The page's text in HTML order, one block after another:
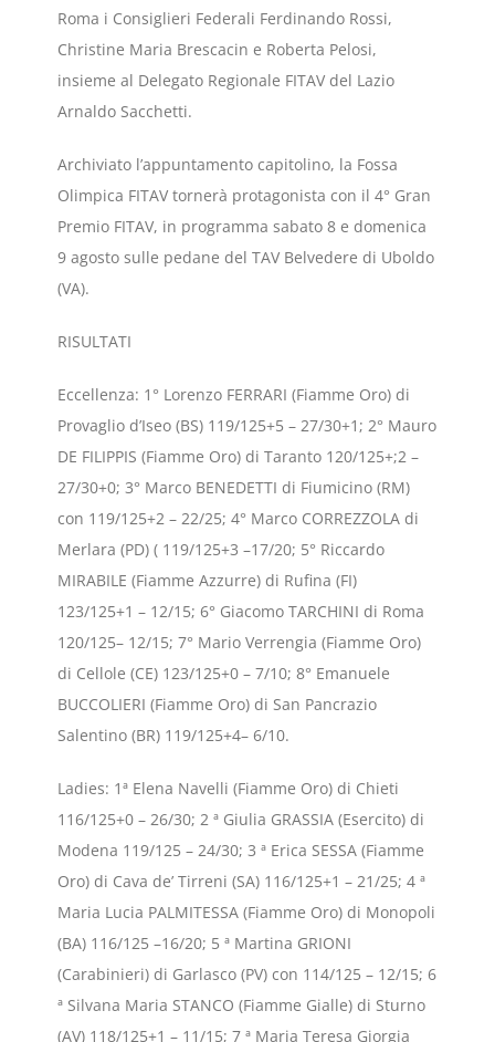
Roma i Consiglieri Federali Ferdinando Rossi,
Christine Maria Brescacin e Roberta Pelosi,
insieme al Delegato Regionale FITAV del Lazio
Arnaldo Sacchetti.
Archiviato l’appuntamento capitolino, la Fossa
Olimpica FITAV tornerà protagonista con il 4° Gran
Premio FITAV, in programma sabato 8 e domenica
9 agosto sulle pedane del TAV Belvedere di Uboldo
(VA).
RISULTATI
Eccellenza: 1° Lorenzo FERRARI (Fiamme Oro) di
Provaglio d’Iseo (BS) 119/125+5 – 27/30+1; 2° Mauro
DE FILIPPIS (Fiamme Oro) di Taranto 120/125+;2 –
27/30+0; 3° Marco BENEDETTI di Fiumicino (RM)
con 119/125+2 – 22/25; 4° Marco CORREZZOLA di
Merlara (PD) ( 119/125+3 –17/20; 5° Riccardo
MIRABILE (Fiamme Azzurre) di Rufina (FI)
123/125+1 – 12/15; 6° Giacomo TARCHINI di Roma
120/125– 12/15; 7° Mario Verrengia (Fiamme Oro)
di Cellole (CE) 123/125+0 – 7/10; 8° Emanuele
BUCCOLIERI (Fiamme Oro) di San Pancrazio
Salentino (BR) 119/125+4– 6/10.
Ladies: 1ª Elena Navelli (Fiamme Oro) di Chieti
116/125+0 – 26/30; 2 ª Giulia GRASSIA (Esercito) di
Modena 119/125 – 24/30; 3 ª Erica SESSA (Fiamme
Oro) di Cava de’ Tirreni (SA) 116/125+1 – 21/25; 4 ª
Maria Lucia PALMITESSA (Fiamme Oro) di Monopoli
(BA) 116/125 –16/20; 5 ª Martina GRIONI
(Carabinieri) di Garlasco (PV) con 114/125 – 12/15; 6
ª Silvana Maria STANCO (Fiamme Gialle) di Sturno
(AV) 118/125+1 – 11/15; 7 ª Maria Teresa Giorgia